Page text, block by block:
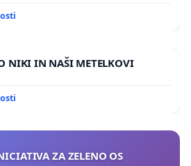
NIKI IN NAŠI METELKOVI
ZA ZELENO OS